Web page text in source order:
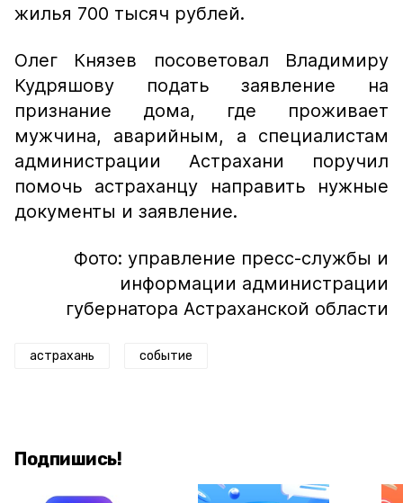
жилья 700 тысяч рублей.
Олег Князев посоветовал Владимиру
Кудряшову подать заявление на
признание дома, где проживает
мужчина, аварийным, а специалистам
администрации Астрахани поручил
помочь астраханцу направить нужные
документы и заявление.
Фото: управление пресс-службы и
информации администрации
губернатора Астраханской области
астрахань событие
Подпишись!